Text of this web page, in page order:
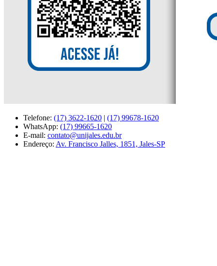
Telefone: (17) 3622-1620 | (17) 99678-1620
WhatsApp: (17) 99665-1620
E-mail: contato@unijales.edu.br
Endereço: Av. Francisco Jalles, 1851, Jales-SP